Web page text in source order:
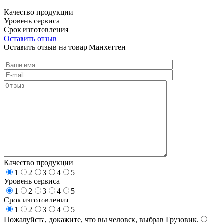
Качество продукции
Уровень сервиса
Срок изготовления
Оставить отзыв
Оставить отзыв на товар Манхеттен
Качество продукции
1
2 3 4
5
Уровень сервиса
1
2 3 4
5
Срок изготовления
1
2 3 4
5
Пожалуйста, докажите, что вы человек, выбрав Грузовик.